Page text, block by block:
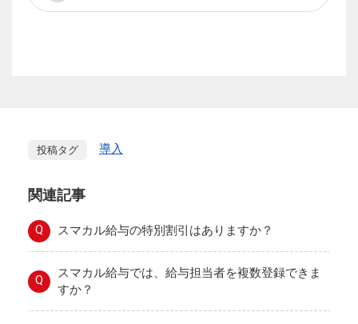
投稿タグ 導入
関連記事
Q スマカル給与の特別割引はありますか？
Q
スマカル給与では、給与担当者を複数登録できま
すか？